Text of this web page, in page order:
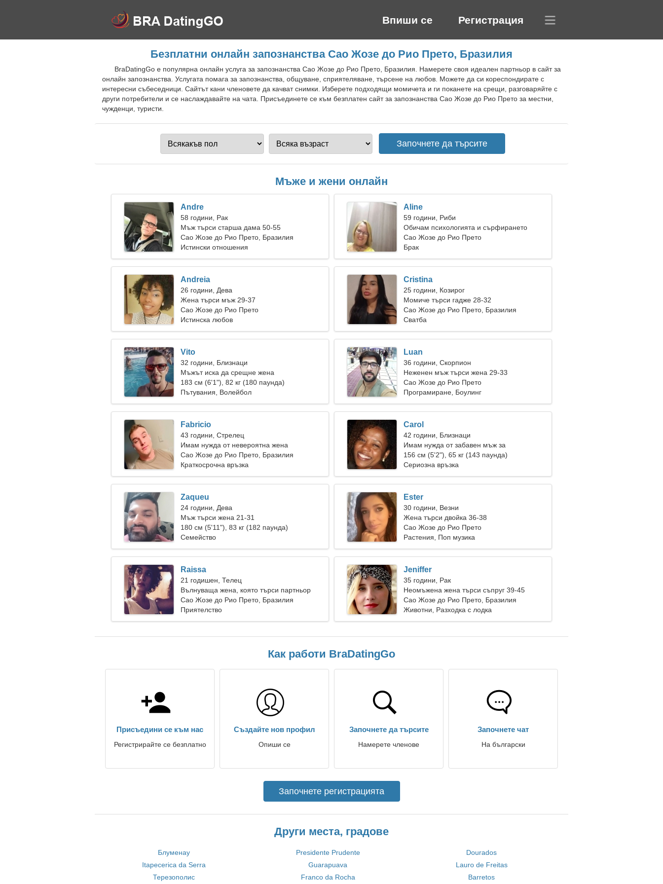
Впиши се Регистрация
Безплатни онлайн запознанства Сао Жозе до Рио Прето, Бразилия
BraDatingGo е популярна онлайн услуга за запознанства Сао Жозе до Рио Прето, Бразилия. Намерете своя идеален партньор в сайт за
онлайн запознанства. Услугата помага за запознанства, общуване, сприятеляване, търсене на любов. Можете да си кореспондирате с
интересни събеседници. Сайтът кани членовете да качват снимки. Изберете подходящи момичета и ги поканете на срещи, разговаряйте с
други потребители и се наслаждавайте на чата. Присъединете се към безплатен сайт за запознанства Сао Жозе до Рио Прето за местни,
чужденци, туристи.
Мъже и жени онлайн
Andre
58 години, Рак
Мъж търси старша дама 50-55
Сао Жозе до Рио Прето, Бразилия
Истински отношения
Aline
59 години, Риби
Обичам психологията и сърфирането
Сао Жозе до Рио Прето
Брак
Andreia
26 години, Дева
Жена търси мъж 29-37
Сао Жозе до Рио Прето
Истинска любов
Cristina
25 години, Козирог
Момиче търси гадже 28-32
Сао Жозе до Рио Прето, Бразилия
Сватба
Vito
32 години, Близнаци
Мъжът иска да срещне жена
183 см (6'1"), 82 кг (180 паунда)
Пътувания, Волейбол
Luan
36 години, Скорпион
Неженен мъж търси жена 29-33
Сао Жозе до Рио Прето
Програмиране, Боулинг
Fabricio
43 години, Стрелец
Имам нужда от невероятна жена
Сао Жозе до Рио Прето, Бразилия
Краткосрочна връзка
Carol
42 години, Близнаци
Имам нужда от забавен мъж за
запознанства
156 см (5'2"), 65 кг (143 паунда)
Сериозна връзка
Zaqueu
24 години, Дева
Мъж търси жена 21-31
180 см (5'11"), 83 кг (182 паунда)
Семейство
Ester
30 години, Везни
Жена търси двойка 36-38
Сао Жозе до Рио Прето
Растения, Поп музика
Raissa
21 годишен, Телец
Вълнуваща жена, която търси партньор
Сао Жозе до Рио Прето, Бразилия
Приятелство
Jeniffer
35 години, Рак
Неомъжена жена търси съпруг 39-45
Сао Жозе до Рио Прето, Бразилия
Животни, Разходка с лодка
Как работи BraDatingGo
Присъедини се към нас
Регистрирайте се безплатно
Създайте нов профил
Опиши се
Започнете да търсите
Намерете членове
Започнете чат
На български
Започнете регистрацията
Други места, градове
Блуменау Presidente Prudente
Dourados
Itapecerica da Serra
Guarapuava
Lauro de Freitas
Терезополис
Franco da Rocha Barretos